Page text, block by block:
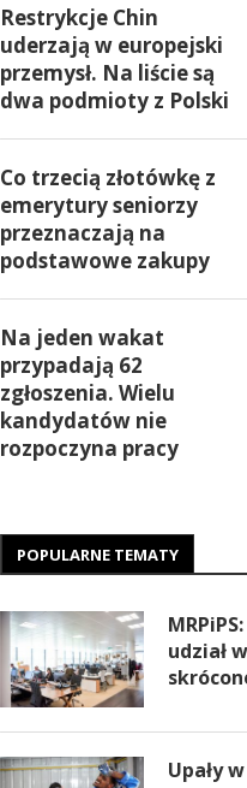
Restrykcje Chin
uderzają w europejski
przemysł. Na liście są
dwa podmioty z Polski
Co trzecią złotówkę z
emerytury seniorzy
przeznaczają na
podstawowe zakupy
Na jeden wakat
przypadają 62
zgłoszenia. Wielu
kandydatów nie
rozpoczyna pracy
POPULARNE TEMATY
udział
Upały